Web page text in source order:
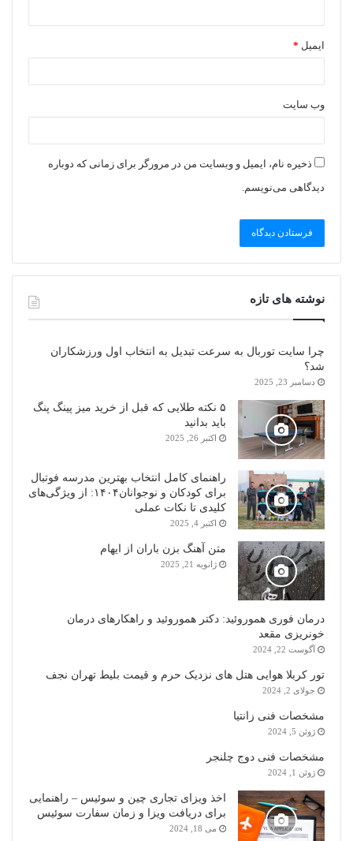
ایمیل *
وب‌ سایت
ذخیره نام، ایمیل و وبسایت من در مرورگر برای زمانی که دوباره
دیدگاهی می‌نویسم.
نوشته های تازه
چرا سایت توربال به ‌سرعت تبدیل به انتخاب اول ورزشکاران
شد؟
دسامبر 23, 2025
۵ نکته طلایی که قبل از خرید میز پینگ پنگ
باید بدانید
اکتبر 26, 2025
راهنمای کامل انتخاب بهترین مدرسه فوتبال
برای کودکان و نوجوانان۱۴۰۴: از ویژگی‌های
کلیدی تا نکات عملی
اکتبر 4, 2025
متن آهنگ بزن باران از ایهام
ژانویه 21, 2025
درمان فوری هموروئید: دکتر هموروئید و راهکارهای درمان
خونریزی مقعد
آگوست 22, 2024
تور کربلا هوایی هتل های نزدیک حرم و قیمت بلیط تهران نجف
جولای 2, 2024
مشخصات فنی زانتیا
ژوئن 5, 2024
مشخصات فنی دوج چلنجر
ژوئن 1, 2024
اخذ ویزای تجاری چین و سوئیس – راهنمایی
برای دریافت ویزا و زمان سفارت سوئیس
می 18, 2024